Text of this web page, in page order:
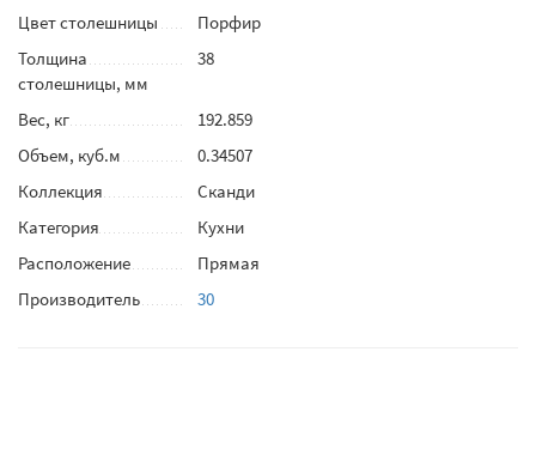
Цвет столешницы
Порфир
Толщина
столешницы, мм
38
Вес, кг
192.859
Объем, куб.м
0.34507
Коллекция
Сканди
Категория
Кухни
Расположение
Прямая
Производитель
30